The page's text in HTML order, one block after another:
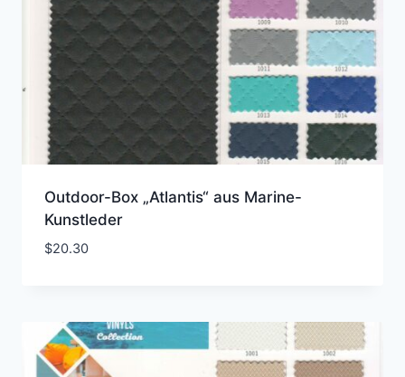
Outdoor-Box „Atlantis“ aus Marine-
Kunstleder
$20.30